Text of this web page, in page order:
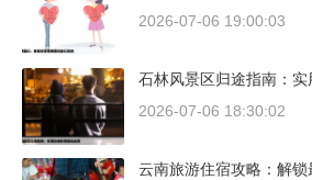
2026-07-06 19:00:03
石林风景区归途指南：
2026-07-06 18:30:02
云南旅游住宿攻略：解